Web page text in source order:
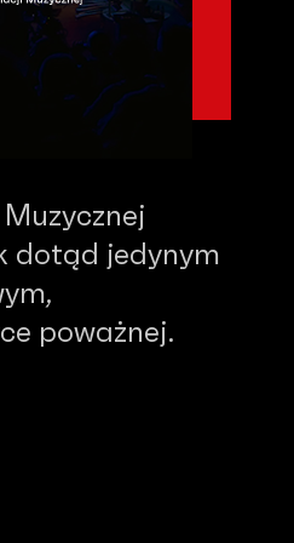
dotąd jedynym
poważnej.